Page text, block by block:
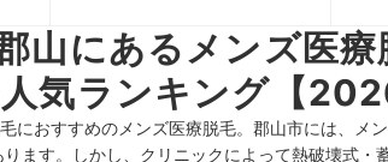
山にあるメンズ医
気ランキング【
におすすめのメンズ医療脱毛。郡山市には、メ
ます。
しかし、クリニックによって熱破壊式・